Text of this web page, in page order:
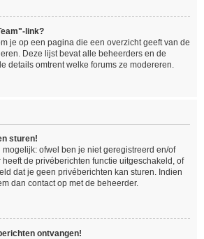
link?
je op een pagina die een overzicht geeft van de
Deze lijst bevat alle beheerders en de
details omtrent welke forums ze modereren.
sturen!
ofwel ben je niet geregistreerd en/of
de privéberichten functie uitgeschakeld, of
dat je geen privéberichten kan sturen. Indien
dan contact op met de beheerder.
ontvangen!